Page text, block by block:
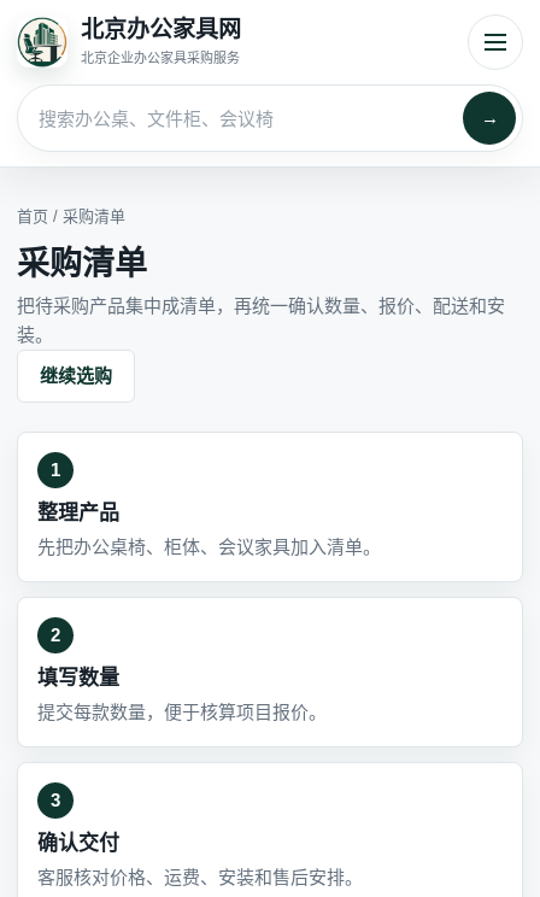
北京办公家具网
北京企业办公家具采购服务
→
首页 / 采购清单
采购清单
把待采购产品集中成清单，再统一确认数量、报价、配送和安
装。
继续选购
1
整理产品
先把办公桌椅、柜体、会议家具加入清单。
2
填写数量
提交每款数量，便于核算项目报价。
3
确认交付
客服核对价格、运费、安装和售后安排。